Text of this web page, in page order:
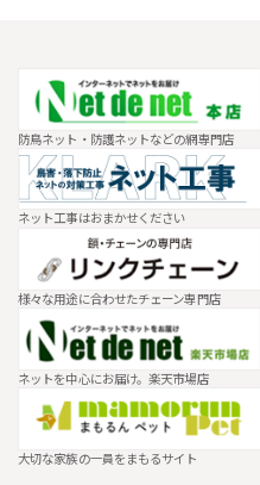
防鳥ネット・防護ネットなどの網専門店
ネット工事はおまかせください
様々な用途に合わせたチェーン専門店
ネットを中心にお届け。楽天市場店
大切な家族の一員をまもるサイト